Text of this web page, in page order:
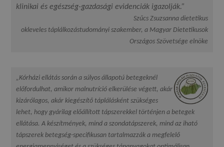
klinikai és egészség-gazdasági evidenciák igazolják.”
Szűcs Zsuzsanna dietetikus
okleveles táplálkozástudományi szakember, a Magyar Dietetikusok
Országos Szövetsége elnöke
„Kórházi ellátás során a súlyos állapotú betegeknél
előfordulhat, amikor malnutríció elkerülése végett, akár
kizárólagos, akár kiegészítő táplálásként szükséges
lehet, hogy gyárilag előállított tápszerekkel történjen a betegek
ellátása. A készítmények, mind a szondatápszerek, mind az iható
tápszerek betegség-specifikusan tartalmazzák a megfelelő